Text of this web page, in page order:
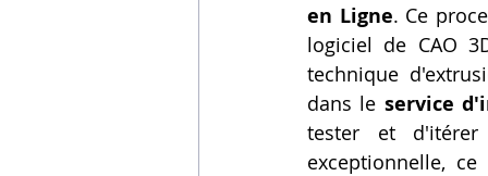
en Ligne. Ce
logiciel de CAO
technique
dans le service
tester et d'itérer
exceptionnelle,